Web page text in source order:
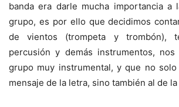
banda era darle mucha importancia a
grupo, es por ello que decidimos
de vientos (trompeta y trombón),
percusión y demás instrumentos, nos
grupo muy instrumental, y que no
mensaje de la letra, sino también al de la